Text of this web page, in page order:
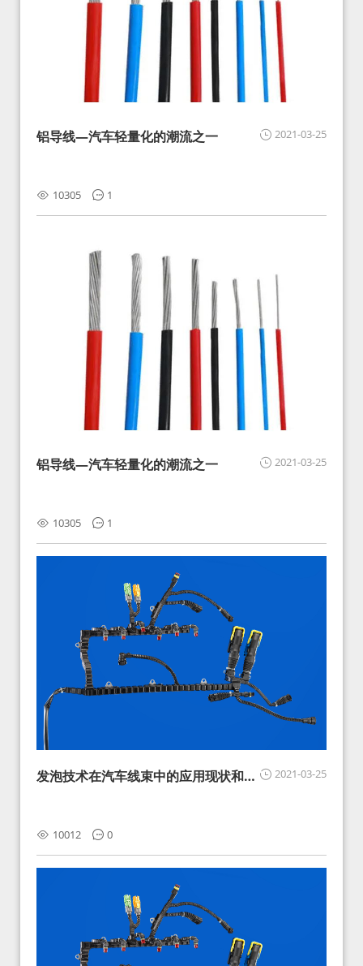
2021-03-25
铝导线—汽车轻量化的潮流之一
10305 1
2021-03-25
铝导线—汽车轻量化的潮流之一
10305 1
2021-03-25
发泡技术在汽车线束中的应用现状和展
10012 0